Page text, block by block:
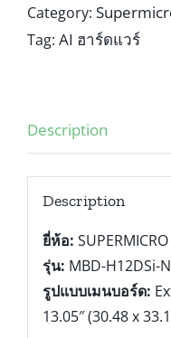
Category:
Tag: AI ฮาร์ดแวร์
Description
Description
ยี่ห้อ: SUPERMICRO
รุ่น: MBD-H12DSi-
รูปแบบเมนบอร์ด:
13.05″ (30.48 x